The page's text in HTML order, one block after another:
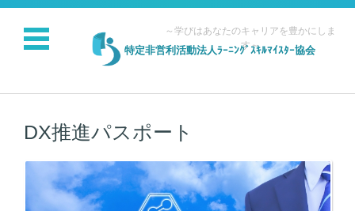
特定非営利活動法人ﾗｰﾆﾝｸﾞｽｷﾙﾏｲｽﾀｰ協会
～学びはあなたのキャリアを豊かにしま
す～
コンテンツに移動
DX推進パスポート